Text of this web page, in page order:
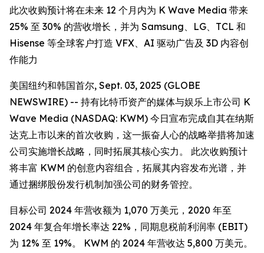
此次收购预计将在未来 12 个月内为 K Wave Media 带来
25% 至 30% 的营收增长，并为 Samsung、LG、TCL 和
Hisense 等全球客户打造 VFX、AI 驱动广告及 3D 内容创
作能力
美国纽约和韩国首尔, Sept. 03, 2025 (GLOBE
NEWSWIRE) -- 持有比特币资产的媒体与娱乐上市公司 K
Wave Media (NASDAQ: KWM) 今日宣布完成自其在纳斯
达克上市以来的首次收购，这一振奋人心的战略举措将加速
公司实施增长战略，同时拓展其核心实力。 此次收购预计
将丰富 KWM 的创意内容组合，拓展其内容发布光谱，并
通过捆绑股份发行机制加强公司的财务管控。
目标公司 2024 年营收额为 1,070 万美元，2020 年至
2024 年复合年增长率达 22%，同期息税前利润率 (EBIT)
为 12% 至 19%。 KWM 的 2024 年营收达 5,800 万美元。